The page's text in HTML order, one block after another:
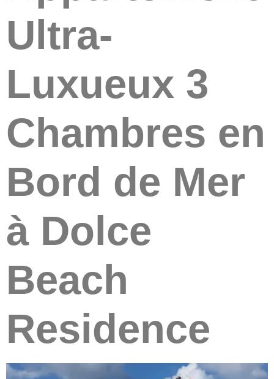
Ultra-
Luxueux 3
Chambres en
Bord de Mer
à Dolce
Beach
Residence